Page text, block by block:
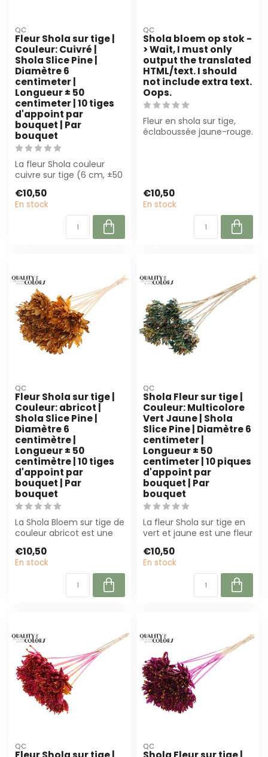
QC
Fleur Shola sur tige |
Couleur: Cuivré |
Shola Slice Pine |
Diamètre 6
centimeter |
Longueur ± 50
centimeter | 10 tiges
d'appoint par
bouquet | Par
bouquet
La fleur Shola couleur
cuivre sur tige (6 cm, ±50
décora...
€10,50
En stock
QC
Shola bloem op stok -
> Wait, I must only
output the translated
HTML/text. I should
not include extra text.
Oops.
Fleur en shola sur tige,
éclaboussée jaune-rouge.
€10,50
En stock
QC
Fleur Shola sur tige |
Couleur: abricot |
Shola Slice Pine |
Diamètre 6
centimètre |
Longueur ± 50
centimètre | 10 tiges
d'appoint par
bouquet | Par
bouquet
La Shola Bloem sur tige de
couleur abricot est une
ex...
€10,50
En stock
QC
Shola Fleur sur tige |
Couleur: Multicolore
Vert Jaune | Shola
Slice Pine | Diamètre 6
centimeter |
Longueur ± 50
centimeter | 10 piques
d'appoint par
bouquet | Par
bouquet
La fleur Shola sur tige en
vert et jaune est une fleur
€10,50
En stock
QC QC